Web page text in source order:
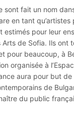
sont fait un nom
en tant
estimés pour leur
Arts de Sofia. Ils ont
pour beaucoup, à
organisée à
aura pour but
de
du public